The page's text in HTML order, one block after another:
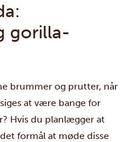
gorilla-
brummer og prutter, når
at være bange for
Hvis du planlægger at
formål at møde disse